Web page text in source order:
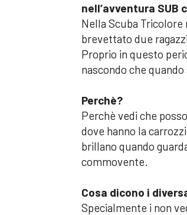
nell’avventura
Nella Scuba Tricolore
brevettato due
Proprio in questo
nascondo che
Perchè?
Perchè vedi che
dove hanno la
brillano quando
commovente.
Cosa dicono i
Specialmente i non